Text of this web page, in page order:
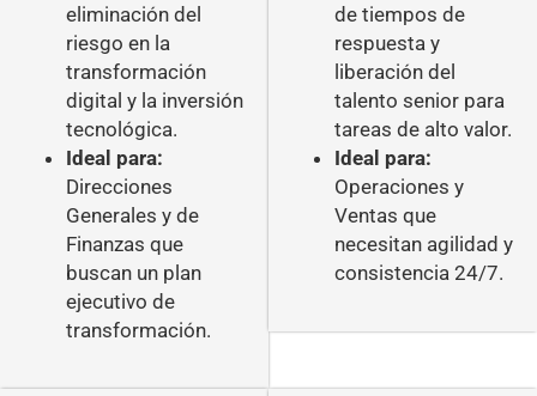
eliminación del
riesgo en la
transformación
digital y la inversión
tecnológica.
Ideal para:
Direcciones
Generales y de
Finanzas que
buscan un plan
ejecutivo de
transformación.
de tiempos de
respuesta y
liberación del
talento senior para
tareas de alto valor.
Ideal para:
Operaciones y
Ventas que
necesitan agilidad y
consistencia 24/7.